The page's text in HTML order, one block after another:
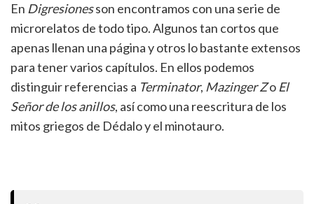
En Digresionesson encontramos con una serie de
microrelatos de todo tipo. Algunos tan cortos que
apenas llenan una página y otros lo bastante extensos
para tener varios capítulos. En ellos podemos
distinguir referencias a Terminator, Mazinger Zo El
Señor de los anillos, así como una reescritura de los
mitos griegos de Dédalo y el minotauro.